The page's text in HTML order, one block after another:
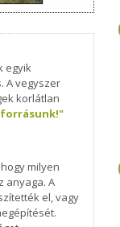
egyik
A vegyszer
korlátlan
milyen
anyaga. A
el, vagy